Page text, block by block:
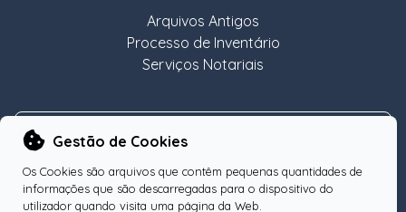
Gestão de Cookies
Os Cookies são arquivos que contêm pequenas quantidades de
informações que são descarregadas para o dispositivo do
utilizador quando visita uma página da Web.
Arquivos Antigos
Processo de Inventário
Serviços Notariais
NEWSLETTER